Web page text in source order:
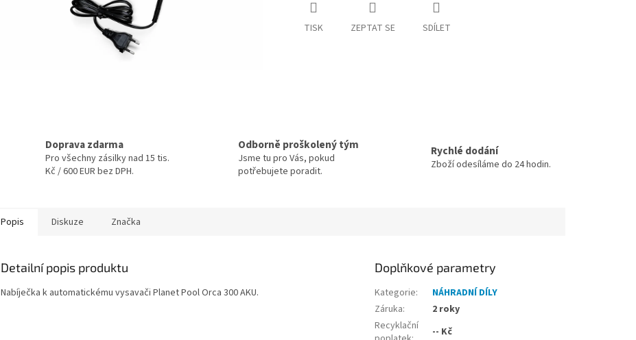
TISK ZEPTAT SE SDÍLET
Doprava zdarma
Pro všechny zásilky nad 15 tis.
Kč / 600 EUR bez DPH.
Odborně proškolený tým
Jsme tu pro Vás, pokud
potřebujete poradit.
Rychlé dodání
Zboží odesíláme do 24 hodin.
Popis Diskuze Značka
Detailní popis produktu
Nabíječka k automatickému vysavači Planet Pool Orca 300 AKU.
Doplňkové parametry
Kategorie:
NÁHRADNÍ DÍLY
Záruka:
2 roky
Recyklační
-- Kč